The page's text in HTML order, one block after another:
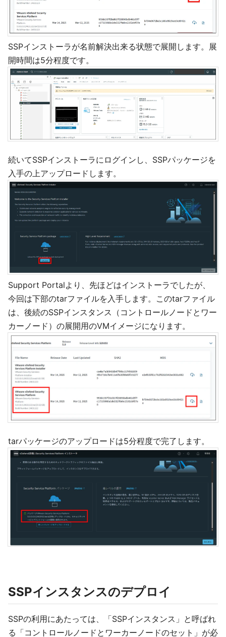
SSPインストーラが名前解決出来る状態で展開します。展
開時間は5分程度です。
続いてSSPインストーラにログインし、SSPパッケージを
入手の上アップロードします。
Support Portalより、先ほどはインストーラでしたが、
今回は下部のtarファイルを入手します。このtarファイル
は、後続のSSPインスタンス（コントロールノードとワー
カーノード）の展開用のVMイメージになります。
tarパッケージのアップロードは5分程度で完了します。
SSPインスタンスのデプロイ
SSPの利用にあたっては、「SSPインスタンス」と呼ばれ
る「コントロールノードとワーカーノードのセット」が必